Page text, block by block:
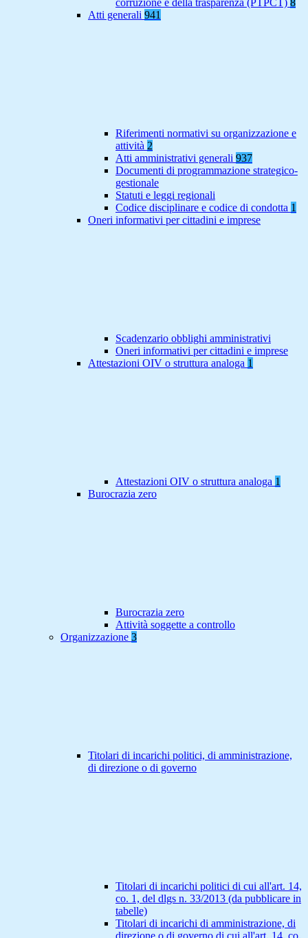
corruzione e della trasparenza (PTPCT) 8
Atti generali 941
Riferimenti normativi su organizzazione e
attività 2
Atti amministrativi generali 937
Documenti di programmazione strategico-
gestionale
Statuti e leggi regionali
Codice disciplinare e codice di condotta 1
Oneri informativi per cittadini e imprese
Scadenzario obblighi amministrativi
Oneri informativi per cittadini e imprese
Attestazioni OIV o struttura analoga 1
Attestazioni OIV o struttura analoga 1
Burocrazia zero
Burocrazia zero
Attività soggette a controllo
Organizzazione 3
Titolari di incarichi politici, di amministrazione,
di direzione o di governo
Titolari di incarichi politici di cui all'art. 14,
co. 1, del dlgs n. 33/2013 (da pubblicare in
tabelle)
Titolari di incarichi di amministrazione, di